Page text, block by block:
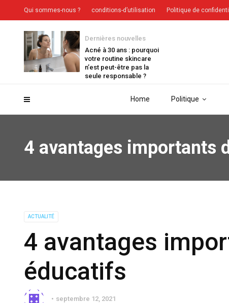
Home Politique
Dernières nouvelles
Acné à 30 ans : pourquoi
votre routine skincare
n’est peut-être pas la
seule responsable ?
Qui sommes-nous ? conditions-d’utilisation Politique de
4 avantages importants
ACTUALITÉ
4 avantages
éducatifs
septembre 12, 2021